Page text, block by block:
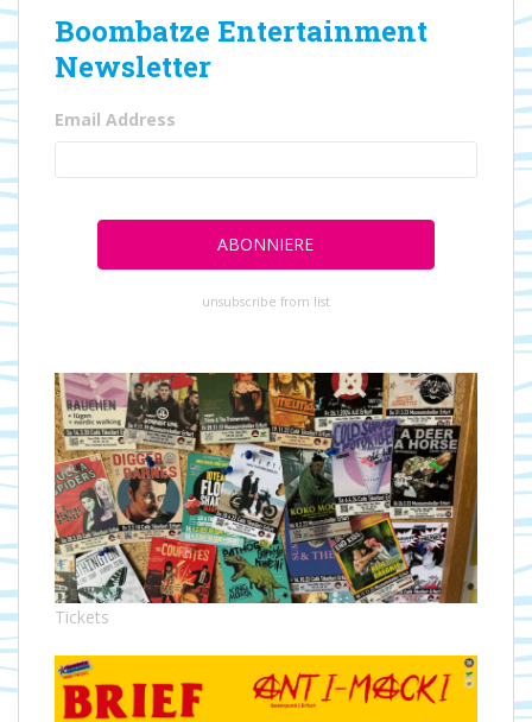
Boombatze Entertainment
Newsletter
Email Address
unsubscribe from list
Tickets